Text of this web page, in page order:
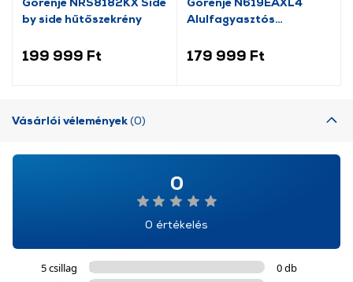
by side hűtőszekrény
199 999 Ft
Alulfagyasztós
179 999 Ft
Vásárlói vélemények(0)
0
0 értékelés
5 csillag
0 db